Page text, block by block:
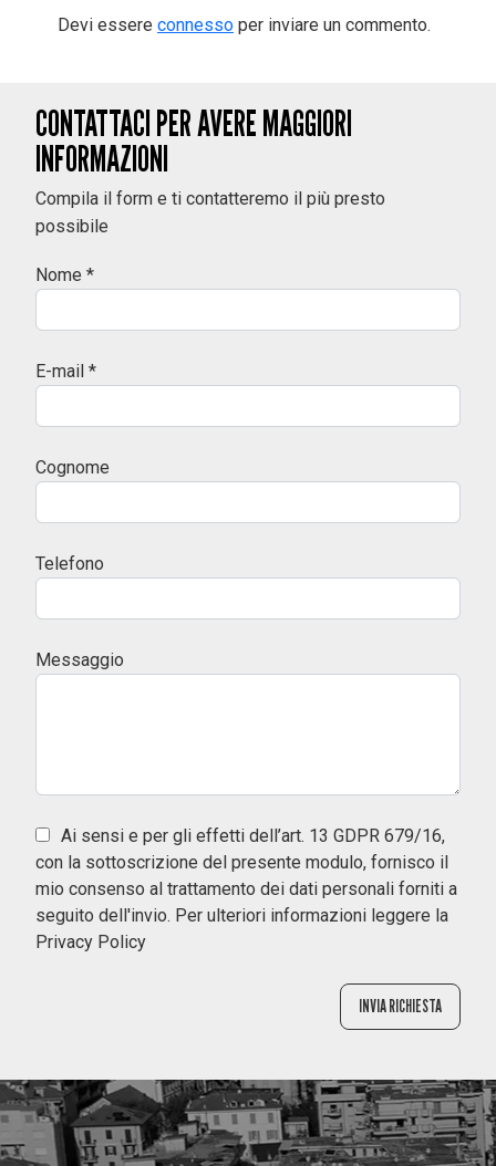
Devi essere connesso per inviare un commento.
CONTATTACI PER AVERE MAGGIORI
INFORMAZIONI
Compila il form e ti contatteremo il più presto
possibile
Nome *
E-mail *
Cognome
Telefono
Messaggio
Ai sensi e per gli effetti dell’art. 13 GDPR 679/16,
con la sottoscrizione del presente modulo, fornisco il
mio consenso al trattamento dei dati personali forniti a
seguito dell'invio. Per ulteriori informazioni leggere la
Privacy Policy